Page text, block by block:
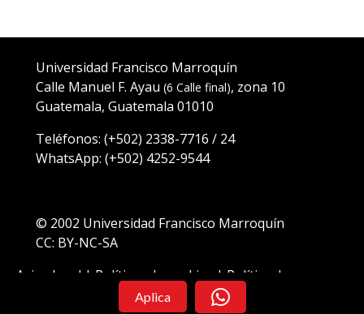
Universidad Francisco Marroquín
Calle Manuel F. Ayau (6 Calle final), zona 10
Guatemala, Guatemala 01010
Teléfonos: (+502) 2338-7716 / 24
WhatsApp: (+502) 4252-9544
© 2002 Universidad Francisco Marroquín
CC: BY-NC-SA
Aviso legal | Políticas de cookies | Política de
Aplica